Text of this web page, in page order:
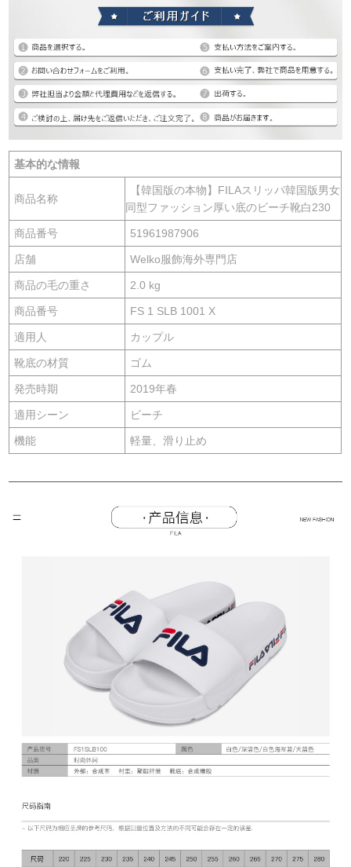
基本的な情報
商品名称
【韓国版の本物】FILAスリッパ韓国版男女
同型ファッション厚い底のビーチ靴白230
商品番号 51961987906
店舗 Welko服飾海外専門店
商品の毛の重さ 2.0 kg
商品番号 FS 1 SLB 1001 X
適用人 カップル
靴底の材質 ゴム
発売時期 2019年春
適用シーン ビーチ
機能 軽量、滑り止め